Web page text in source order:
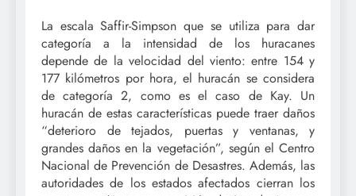
La escala Saffir-Simpson que se utiliza para dar
categoría a la intensidad de los huracanes
depende de la velocidad del viento: entre 154 y
177 kilómetros por hora, el huracán se considera
de categoría 2, como es el caso de Kay. Un
huracán de estas características puede traer daños
“deterioro de tejados, puertas y ventanas, y
grandes daños en la vegetación”, según el Centro
Nacional de Prevención de Desastres. Además, las
autoridades de los estados afectados cierran los